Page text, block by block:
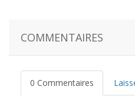
COMMENTAIRES
0 Commentaires